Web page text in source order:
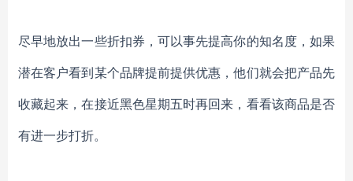
尽早地放出一些折扣券，可以事先提高你的知名度，如果
潜在客户看到某个品牌提前提供优惠，他们就会把产品先
收藏起来，在接近黑色星期五时再回来，看看该商品是否
有进一步打折。